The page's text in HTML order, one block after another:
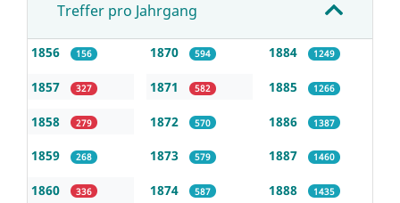
Treffer pro Jahrgang
1856 156
1857 327
1858 279
1859 268
1860 336
1870 594
1871 582
1872 570
1873 579
1874 587
1884 1249
1885 1266
1886 1387
1887 1460
1888 1435